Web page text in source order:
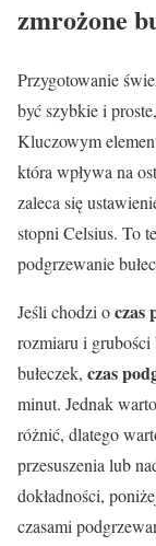
zmrożone
Przygotowanie
być szybkie i
Kluczowym
która wpływa na
zaleca się
stopni Celsius. To
podgrzewanie
Jeśli chodzi oczas
rozmiaru i grubości
bułeczek, czas
minut. Jednak
różnić, dlatego
przesuszenia lub
dokładności,
czasami